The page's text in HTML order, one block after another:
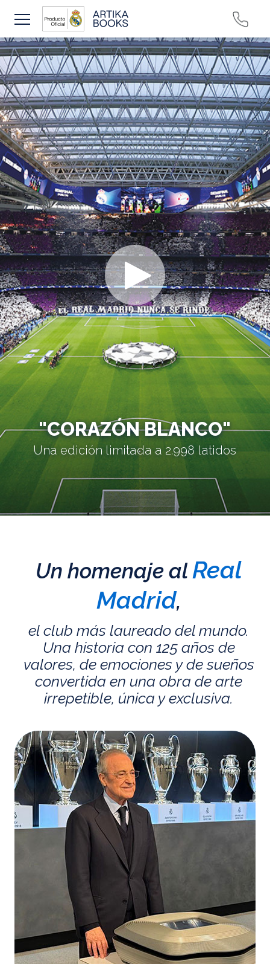
"CORAZÓN BLANCO"
Una edición limitada a 2.998 latidos
Un homenaje alReal
Madrid,
el club más laureado del mundo.
Una historia con 125 años de
valores, de emociones y de sueños
convertida en una obra de arte
irrepetible, única y exclusiva.